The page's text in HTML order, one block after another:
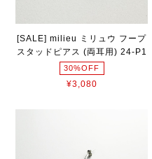
[SALE] milieu ミリュウ フープ
スタッドピアス (両耳用) 24-P1
30%OFF
¥3,080